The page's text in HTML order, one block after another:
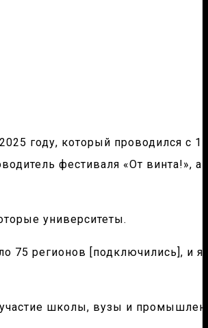
году, который проводился с
фестиваля «От винта!»,
университеты.
75 регионов [подключились], и я
школы, вузы и